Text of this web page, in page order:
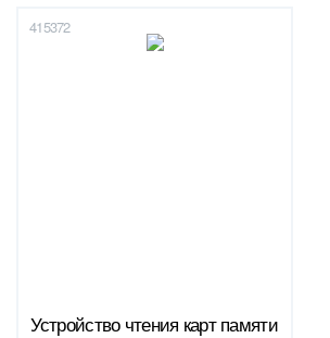
415372
Устройство чтения карт памяти